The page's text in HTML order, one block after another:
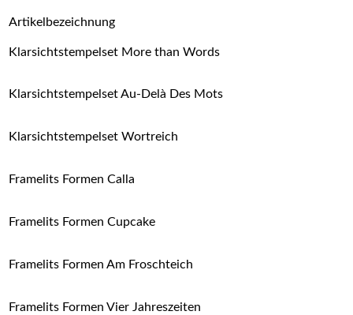
Artikelbezeichnung
Klarsichtstempelset More than Words
Klarsichtstempelset Au-Delà Des Mots
Klarsichtstempelset Wortreich
Framelits Formen Calla
Framelits Formen Cupcake
Framelits Formen Am Froschteich
Framelits Formen Vier Jahreszeiten